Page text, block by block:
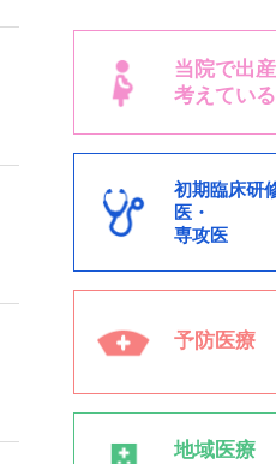
当院で出
考えてい
初期臨床研
医・
専攻医
予防医療
地域医療